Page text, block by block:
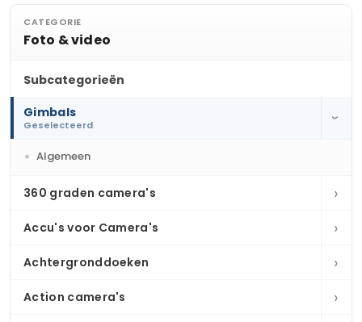
CATEGORIE
Foto & video
Subcategorieën
Gimbals
Geselecteerd
›
Algemeen
360 graden camera's ›
Accu's voor Camera's ›
Achtergronddoeken ›
Action camera's ›